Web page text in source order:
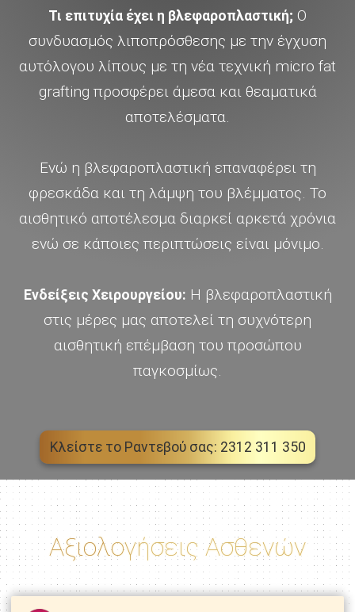
Τι επιτυχία έχει η βλεφαροπλαστική; Ο
συνδυασμός λιποπρόσθεσης με την έγχυση
αυτόλογου λίπους με τη νέα τεχνική micro fat
grafting προσφέρει άμεσα και θεαματικά
αποτελέσματα.
Ενώ η βλεφαροπλαστική επαναφέρει τη
φρεσκάδα και τη λάμψη του βλέμματος. Το
αισθητικό αποτέλεσμα διαρκεί αρκετά χρόνια
ενώ σε κάποιες περιπτώσεις είναι μόνιμο.
Ενδείξεις Χειρουργείου: Η βλεφαροπλαστική
στις μέρες μας αποτελεί τη συχνότερη
αισθητική επέμβαση του προσώπου
παγκοσμίως.
Κλείστε το Ραντεβού σας: 2312 311 350
Αξιολογήσεις Ασθενών